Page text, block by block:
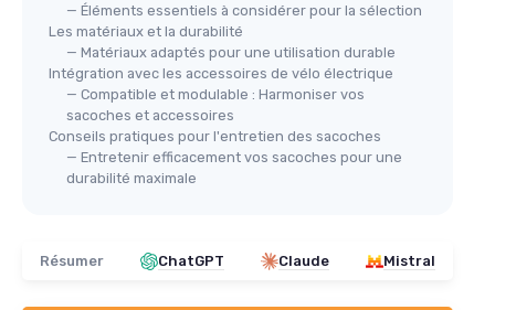
— Éléments essentiels à considérer pour la sélection
Les matériaux et la durabilité
— Matériaux adaptés pour une utilisation durable
Intégration avec les accessoires de vélo électrique
— Compatible et modulable : Harmoniser vos
sacoches et accessoires
Conseils pratiques pour l'entretien des sacoches
— Entretenir efficacement vos sacoches pour une
durabilité maximale
Résumer ChatGPT Claude Mistral